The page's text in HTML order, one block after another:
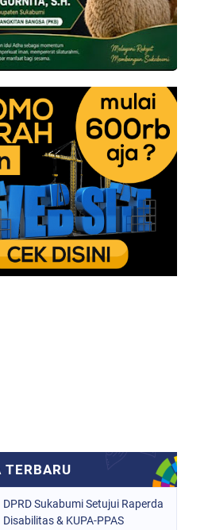
DPRD Sukabumi Setujui Raperda
Disabilitas & KUPA-PPAS